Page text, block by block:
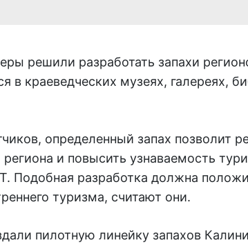
решили разработать запахи
в краеведческих музеях, галереях,
определенный запах позволит
и повысить узнаваемость
Подобная разработка должна
туризма, считают они.
пилотную линейку запахов